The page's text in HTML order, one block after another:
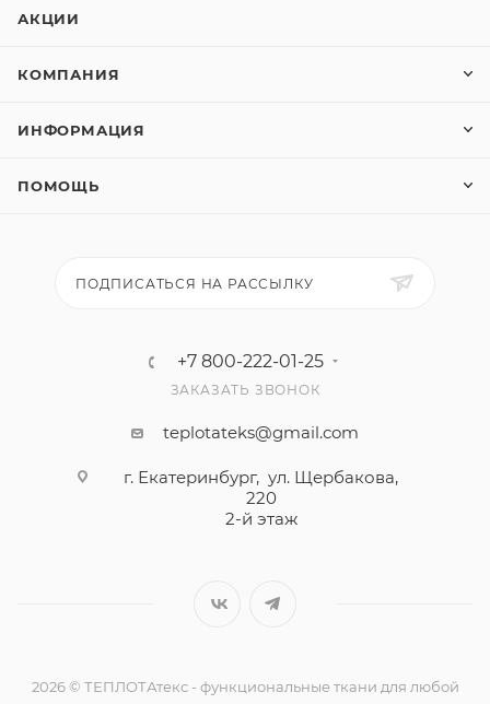
АКЦИИ
КОМПАНИЯ
ИНФОРМАЦИЯ
ПОМОЩЬ
ПОДПИСАТЬСЯ НА РАССЫЛКУ
+7 800-222-01-25
ЗАКАЗАТЬ ЗВОНОК
teplotateks@gmail.com
г. Екатеринбург, ул. Щербакова,
220
2-й этаж
2026 © ТЕПЛОТАтекс - функциональные ткани для любой